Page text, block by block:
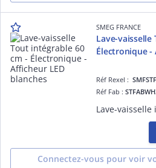
SMEG FRANCE
Lave-vaisselle
Électronique -
Réf Rexel :
Réf Fab :
Connectez-vous pour voir